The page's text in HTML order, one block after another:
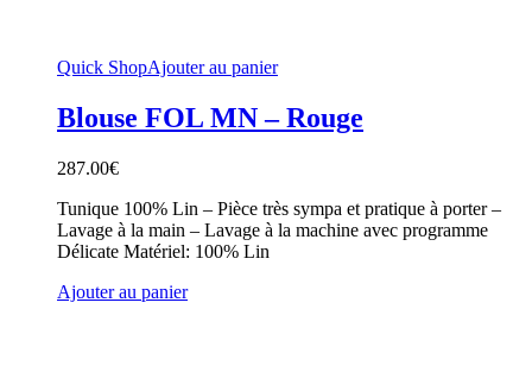
Quick ShopAjouter au panier
Blouse FOL MN – Rouge
287.00€
Tunique 100% Lin – Pièce très sympa et pratique à porter –
Lavage à la main – Lavage à la machine avec programme
Délicate Matériel: 100% Lin
Ajouter au panier